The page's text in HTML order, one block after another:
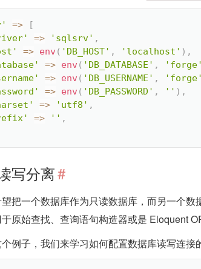
=>
[
=> 'sqlsrv' ,
=> env ( 'DB_HOST' , 'localhost' ) ,
=> env ( 'DB_DATABASE' , 'forge'
=> env ( 'DB_USERNAME' , 'forge'
=> env ( 'DB_PASSWORD' , '' ) ,
=> 'utf8' ,
=> '' ,
写分离#
把一个数据库作为只读数据库，而另一个
原始查找、查询语句构造器或是 Eloquent
例子，我们来学习如何配置数据库读写连接